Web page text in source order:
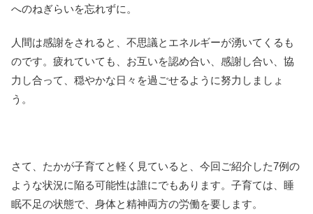
へのねぎらいを忘れずに。
人間は感謝をされると、不思議とエネルギーが湧いてくるも
のです。疲れていても、お互いを認め合い、感謝し合い、協
力し合って、穏やかな日々を過ごせるように努力しましょ
う。
さて、たかが子育てと軽く見ていると、今回ご紹介した7例の
ような状況に陥る可能性は誰にでもあります。子育ては、睡
眠不足の状態で、身体と精神両方の労働を要します。